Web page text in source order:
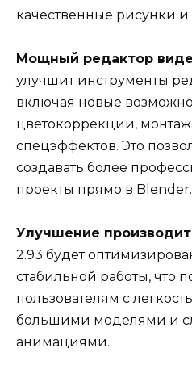
качественные рисунки
Мощный редактор
улучшит инструменты
включая новые
цветокоррекции,
спецэффектов. Это
создавать более
проекты прямо в Blender.
Улучшение
2.93 будет
стабильной работы, что
пользователям с
большими моделями и
анимациями.